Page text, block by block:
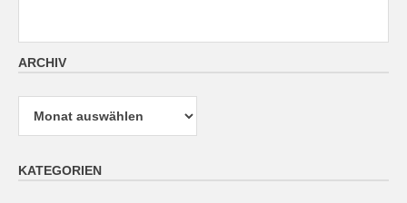
ARCHIV
Archiv
KATEGORIEN